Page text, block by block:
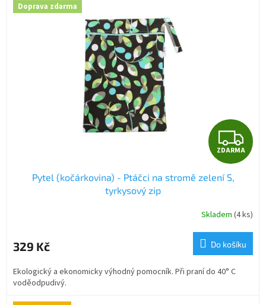
Doprava zdarma
Z
D
R
M
A
ZDARMA
Pytel (kočárkovina) - Ptáčci na stromě zelení S,
tyrkysový zip
Skladem (4 ks)
329 Kč Do košíku
Ekologický a ekonomicky výhodný pomocník. Při praní do 40° C
voděodpudivý.